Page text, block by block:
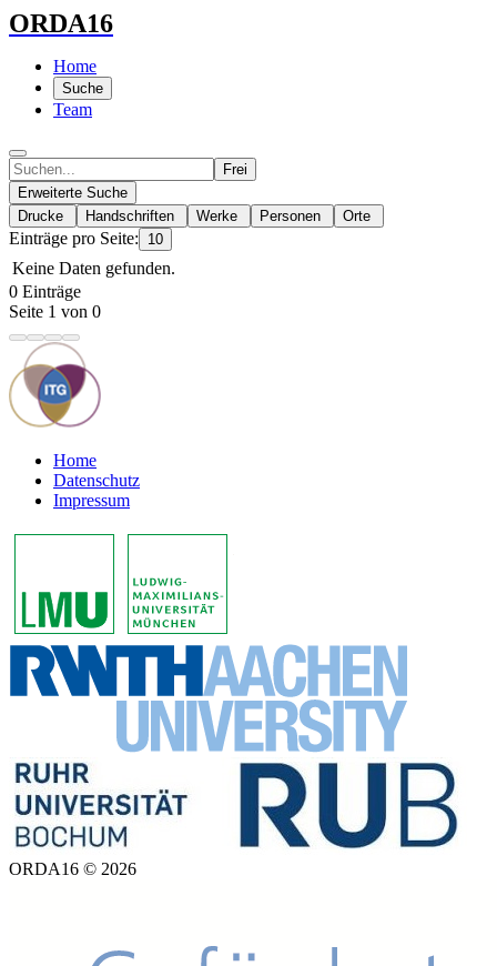
ORDA16
Home
Suche
Team
Frei
Erweiterte Suche
Drucke
Handschriften Werke Personen Orte
Einträge pro Seite: 10
Keine Daten gefunden.
0 Einträge
Seite 1 von 0
Home
Datenschutz
Impressum
ORDA16 © 2026